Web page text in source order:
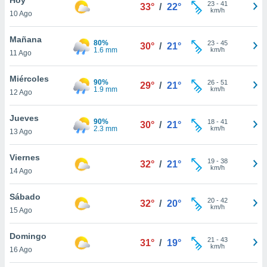
y
en
más
de
cookies
10 Ago
33° / 22° 23- 41
km/h
Mañana
11 Ago
80%
1.6 mm
30° / 21° 23- 45
km/h
Miércoles
12 Ago
90%
1.9 mm
29° / 21° 26- 51
km/h
Jueves
13 Ago
90%
2.3 mm
30° / 21° 18- 41
km/h
Viernes
14 Ago
32° / 21° 19- 38
km/h
Sábado
15 Ago
32° / 20° 20- 42
km/h
Domingo
16 Ago
31° / 19° 21 - 43
km/h